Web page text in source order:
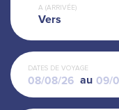
A (ARRIVÉE)
Vers
DATES DE VOYAGE
au